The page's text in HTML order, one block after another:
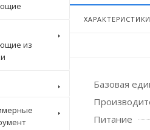
Базовая
Питание
из